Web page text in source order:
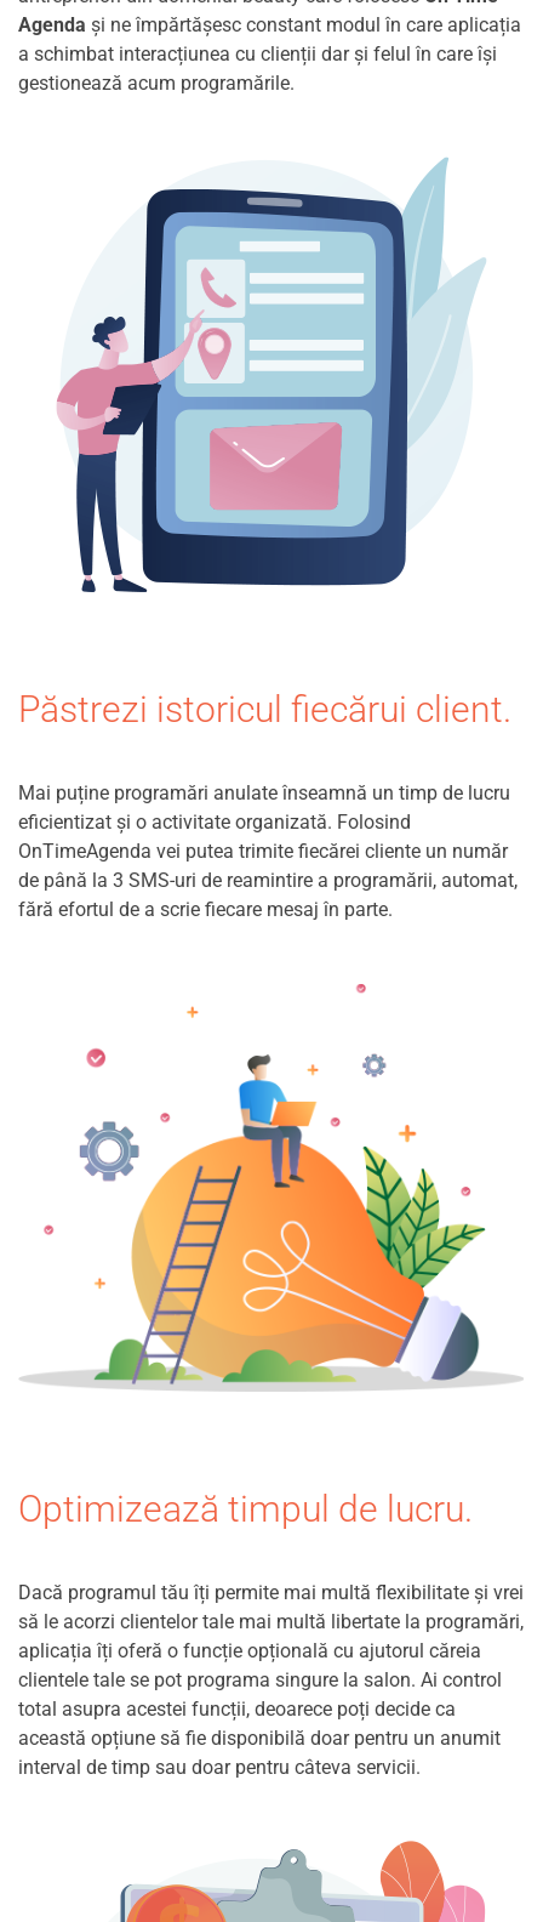
Agenda și ne împărtășesc constant modul în care aplicația
a schimbat interacțiunea cu clienții dar și felul în care își
gestionează acum programările.
Păstrezi istoricul fiecărui client.
Mai puține programări anulate înseamnă un timp de lucru
eficientizat și o activitate organizată. Folosind
OnTimeAgenda vei putea trimite fiecărei cliente un număr
de până la 3 SMS-uri de reamintire a programării, automat,
fără efortul de a scrie fiecare mesaj în parte.
Optimizează timpul de lucru.
Dacă programul tău îți permite mai multă flexibilitate și vrei
să le acorzi clientelor tale mai multă libertate la programări,
aplicația îți oferă o funcție opțională cu ajutorul căreia
clientele tale se pot programa singure la salon. Ai control
total asupra acestei funcții, deoarece poți decide ca
această opțiune să fie disponibilă doar pentru un anumit
interval de timp sau doar pentru câteva servicii.